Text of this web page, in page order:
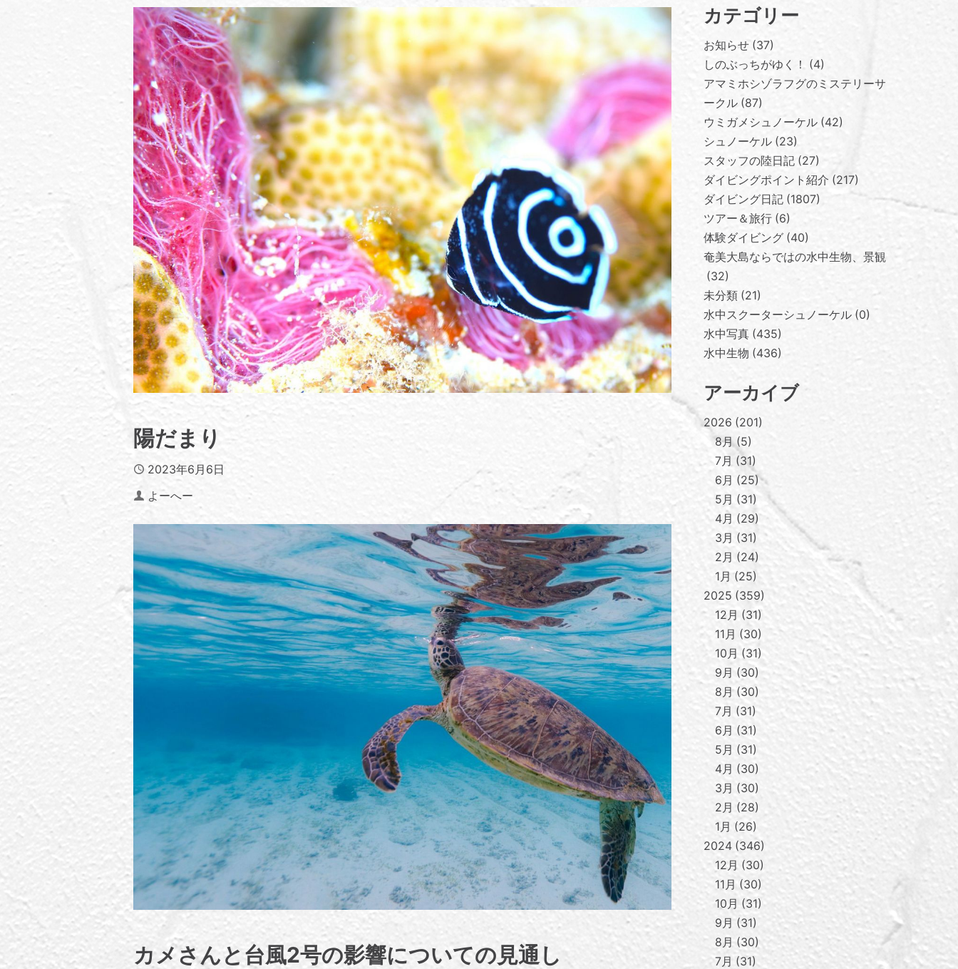
陽だまり
Published
2023年6月6日
Author
よーへー
カメさんと台風2号の影響についての見通し
カテゴリー
お知らせ 37
しのぶっちがゆく！
4
アマミホシゾラフグのミステリーサ
ークル 87
ウミガメシュノーケル 42
シュノーケル 23
スタッフの陸日記 27
ダイビングポイント紹介 217
ダイビング日記 1807
ツアー＆旅行 6
体験ダイビング 40
奄美大島ならではの水中生物、景観
32
未分類 21
水中スクーターシュノーケル 0
水中写真 435
水中生物 436
アーカイブ
2026 201
8月 5
7月
31
6月
25
5月
31
4月
29
3月
31
2月
24
1月
25
2025 359
12月
31
11月
30
10月
31
9月
30
8月 30
7月
31
6月
31
5月
31
4月
30
3月
30
2月
28
1月
26
2024 346
12月 30
11月
30
10月
31
9月
31
8月
30
7月
31